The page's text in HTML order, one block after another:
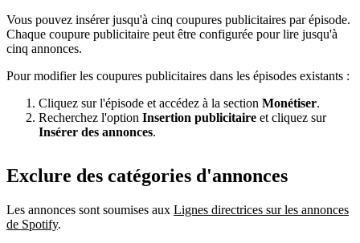
Vous pouvez insérer jusqu'à cinq coupures publicitaires par épisode.
Chaque coupure publicitaire peut être configurée pour lire jusqu'à
cinq annonces.
Pour modifier les coupures publicitaires dans les épisodes existants :
Cliquez sur l'épisode et accédez à la section Monétiser.
Recherchez l'option Insertion publicitaire et cliquez sur
Insérer des annonces.
Exclure des catégories d'annonces
Les annonces sont soumises aux Lignes directrices sur les annonces
de Spotify.